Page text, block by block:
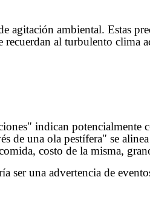
agitación ambiental. Estas
recuerdan al turbulento clima
indican potencialmente
una ola pestífera" se
costo de la misma,
una advertencia de